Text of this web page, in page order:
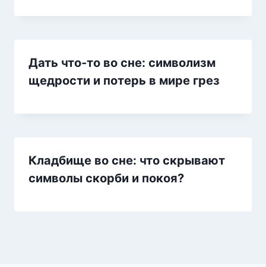
Дать что-то во сне: символизм
щедрости и потерь в мире грез
Кладбище во сне: что скрывают
символы скорби и покоя?